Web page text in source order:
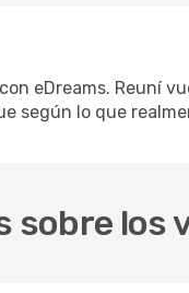
eDreams. Reuní
según lo que
los